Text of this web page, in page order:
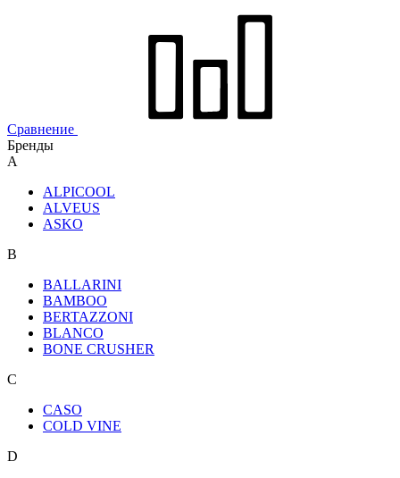
Сравнение
Бренды
A
ALPICOOL
ALVEUS
ASKO
B
BALLARINI
BAMBOO
BERTAZZONI
BLANCO
BONE CRUSHER
C
CASO
COLD VINE
D